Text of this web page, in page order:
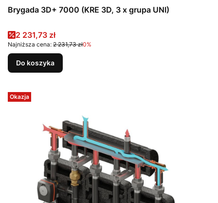
Brygada 3D+ 7000 (KRE 3D, 3 x grupa UNI)
Cena promocyjna
2 231,73 zł
Najniższa cena: 2 231,73 zł0%
Do koszyka
Okazja